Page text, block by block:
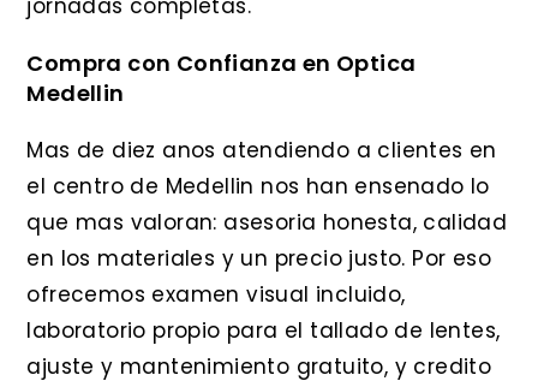
jornadas completas.
Compra con Confianza en Optica
Medellin
Mas de diez anos atendiendo a clientes en
el centro de Medellin nos han ensenado lo
que mas valoran: asesoria honesta, calidad
en los materiales y un precio justo. Por eso
ofrecemos examen visual incluido,
laboratorio propio para el tallado de lentes,
ajuste y mantenimiento gratuito, y credito